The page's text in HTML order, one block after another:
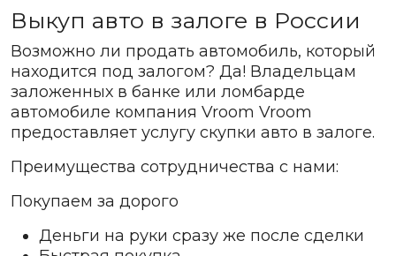
Выкуп авто в залоге в России
Возможно ли продать автомобиль, который
находится под залогом? Да! Владельцам
заложенных в банке или ломбарде
автомобиле компания Vroom Vroom
предоставляет услугу скупки авто в залоге.
Преимущества сотрудничества с нами:
Покупаем за дорого
Деньги на руки сразу же после сделки